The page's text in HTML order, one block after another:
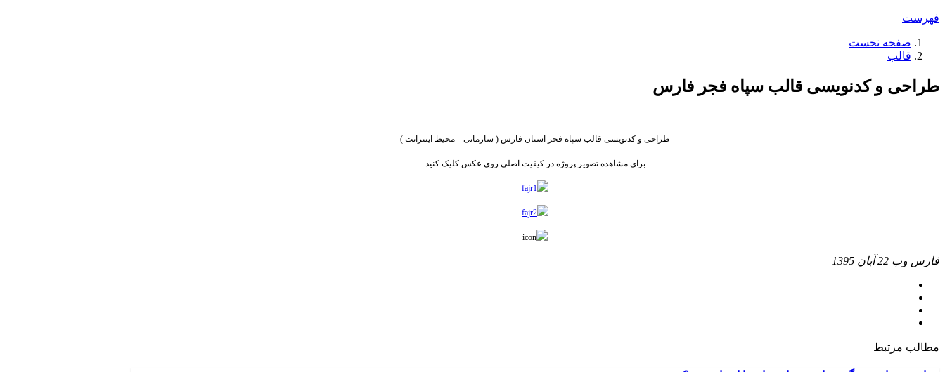
فهرست
صفحه نخست
قالب
طراحی و کدنویسی قالب سپاه فجر فارس
طراحی و کدنویسی قالب سپاه فجر استان فارس ( سازمانی – محیط اینترانت )
برای مشاهده تصویر پروژه در کیفیت اصلی روی عکس کلیک کنید
فارس وب 22 آبان 1395
مطالب مرتبط